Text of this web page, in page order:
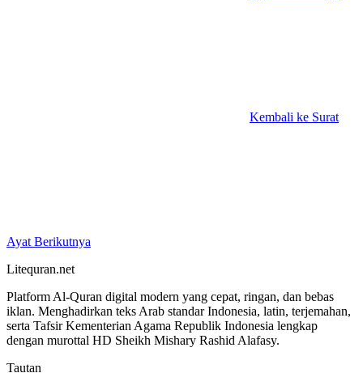
Kembali ke Surat
Ayat Berikutnya
Litequran.net
Platform Al-Quran digital modern yang cepat, ringan, dan bebas
iklan. Menghadirkan teks Arab standar Indonesia, latin, terjemahan,
serta Tafsir Kementerian Agama Republik Indonesia lengkap
dengan murottal HD Sheikh Mishary Rashid Alafasy.
Tautan